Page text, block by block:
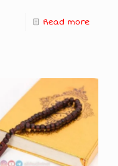
Read more